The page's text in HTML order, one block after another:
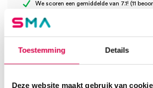
Toestemming Details
Deze website maakt gebruik van
12cm x 5m (1)” te beoordelen
We scoren een gemiddelde van 7.1! (11
Klantenservice